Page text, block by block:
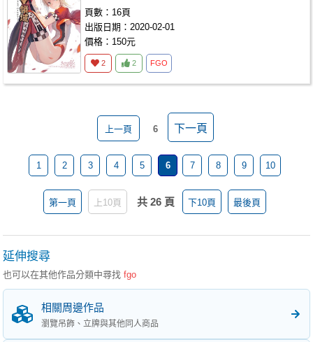
頁數：16頁
出版日期：2020-02-01
價格：150元
2 2 FGO
上一頁 6 下一頁
1 2 3 4 5 6 7 8 9 10
第一頁 上10頁 共 26 頁 下10頁 最後頁
延伸搜尋
也可以在其他作品分類中尋找fgo
相關周邊作品
瀏覽吊飾、立牌與其他同人商品